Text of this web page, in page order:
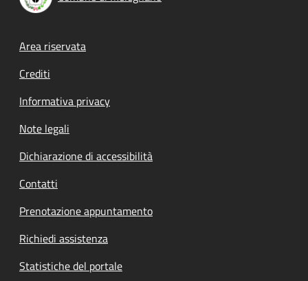
Footer menu
Area riservata
Crediti
Informativa privacy
Note legali
Dichiarazione di accessibilità
Contatti
Prenotazione appuntamento
Richiedi assistenza
Statistiche del portale